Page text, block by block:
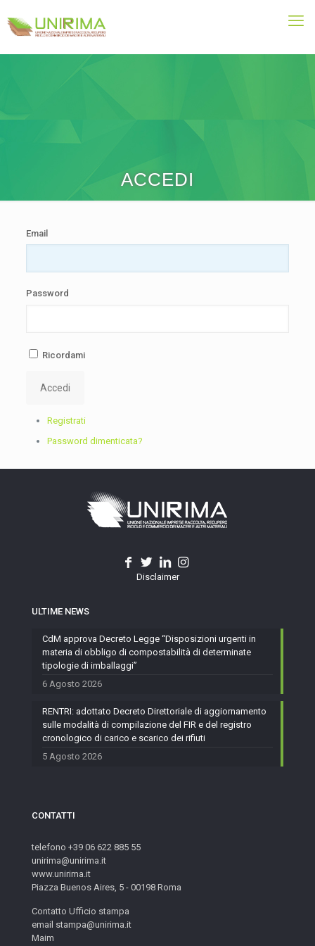
ACCEDI
Email
Password
Ricordami
Accedi
Registrati
Password dimenticata?
Disclaimer
ULTIME NEWS
CdM approva Decreto Legge “Disposizioni urgenti in
materia di obbligo di compostabilità di determinate
tipologie di imballaggi”
6 Agosto 2026
RENTRI: adottato Decreto Direttoriale di aggiornamento
sulle modalità di compilazione del FIR e del registro
cronologico di carico e scarico dei rifiuti
5 Agosto 2026
CONTATTI
telefono +39 06 622 885 55
unirima@unirima.it
www.unirima.it
Piazza Buenos Aires, 5 - 00198 Roma
Contatto Ufficio stampa
email stampa@unirima.it
Maim